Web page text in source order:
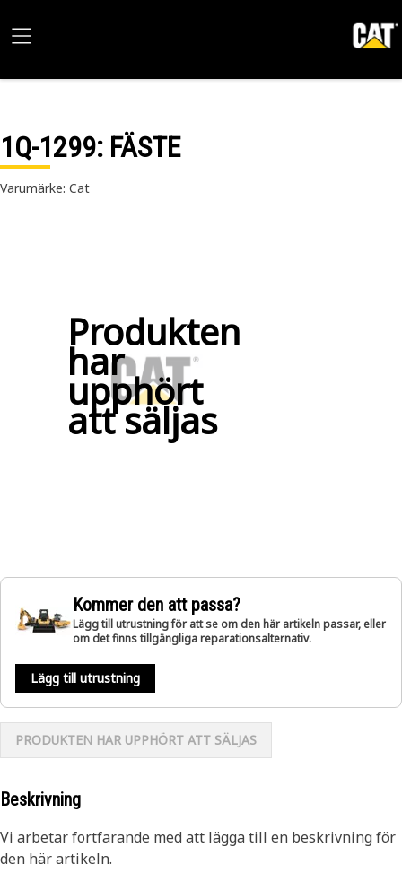
1Q-1299: FÄSTE
Varumärke: Cat
Produkten
har
upphört
att säljas
Kommer den att passa?
Lägg till utrustning för att se om den här artikeln passar, eller
om det finns tillgängliga reparationsalternativ.
Lägg till utrustning
PRODUKTEN HAR UPPHÖRT ATT SÄLJAS
Beskrivning
Vi arbetar fortfarande med att lägga till en beskrivning för
den här artikeln.